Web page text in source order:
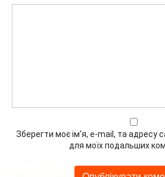
Зберегти моє ім'я, e-mail, та адресу
для моїх подальших